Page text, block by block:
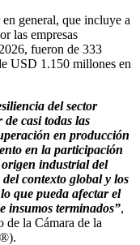
general, que incluye a
las empresas
fueron de 333
USD 1.150 millones en
del sector
casi todas las
en producción
en la participación
origen industrial del
contexto global y los
que pueda afectar el
insumos terminados”,
de la Cámara de la